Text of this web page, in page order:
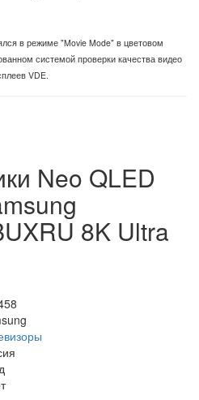
в режиме "Movie Mode" в цветовом
системой проверки качества видео
VDE.
Neo QLED
8K Ultra